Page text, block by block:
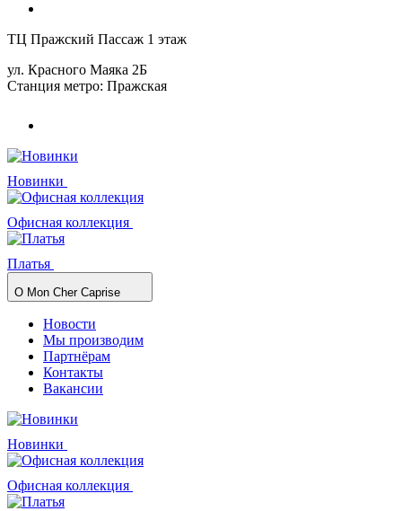
ТЦ Пражский Пассаж 1 этаж
ул. Красного Маяка 2Б
Станция метро: Пражская
Новинки
Офисная коллекция
Платья
О Mon Cher Caprise
Новости
Мы производим
Партнёрам
Контакты
Вакансии
Новинки
Офисная коллекция